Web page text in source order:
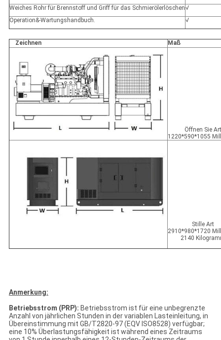
Weiches Rohr für Brennstoff und Griff für das Schmierölerlöschen√
Operation&-Wartungshandbuch.
√
Zeichnen Maß
Öffnen Sie Art
1220*590*1055
Stille Art
2910*980*1720
2140
Anmerkung:
Betriebsstrom (PRP): Betriebsstrom ist für eine unbegrenzte
Anzahl von jährlichen Stunden in der variablen Lasteinleitung, in
Übereinstimmung mit GB/T2820-97 (EQV ISO8528) verfügbar;
eine 10% Überlastungsfähigkeit ist während eines Zeitraums